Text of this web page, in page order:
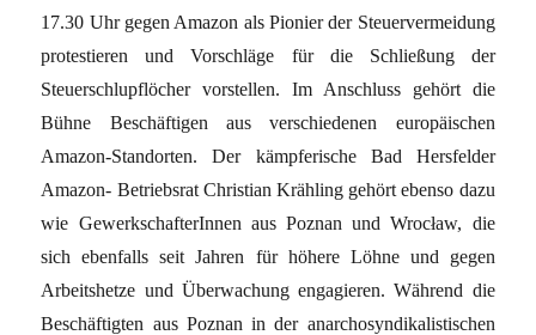
17.30 Uhr gegen Amazon als Pionier der Steuervermeidung
protestieren und Vorschläge für die Schließung der
Steuerschlupflöcher vorstellen. Im Anschluss gehört die
Bühne Beschäftigen aus verschiedenen europäischen
Amazon-Standorten. Der kämpferische Bad Hersfelder
Amazon- Betriebsrat Christian Krähling gehört ebenso dazu
wie GewerkschafterInnen aus Poznan und Wrocław, die
sich ebenfalls seit Jahren für höhere Löhne und gegen
Arbeitshetze und Überwachung engagieren. Während die
Beschäftigten aus Poznan in der anarchosyndikalistischen